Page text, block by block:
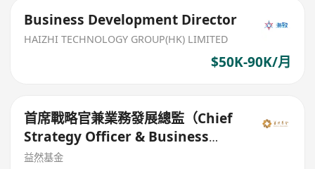
Business Development Director
HAIZHI TECHNOLOGY GROUP(HK) LIMITED
$50K-90K/月
首席戰略官兼業務發展總監（Chief
Strategy Officer & Business
Development Director）
益然基金